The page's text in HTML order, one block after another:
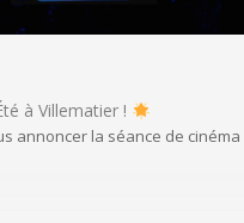
à Villematier !
annoncer la séance de